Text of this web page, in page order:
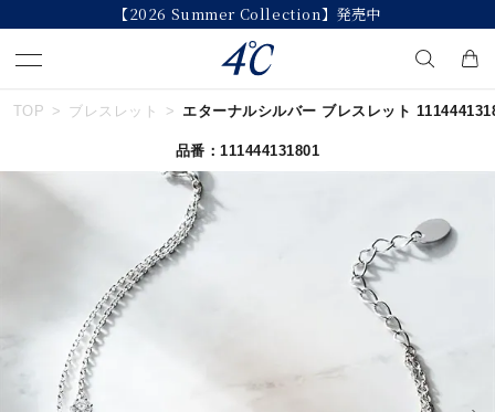
【2026 Summer Collection】発売中
キーワードで検索する
#ダイヤモンド ネックレス
#くまのプーさん #エタニティ
ブランド ４℃
TOP ブレスレット エターナルシルバー ブレスレット
品番：111444131801